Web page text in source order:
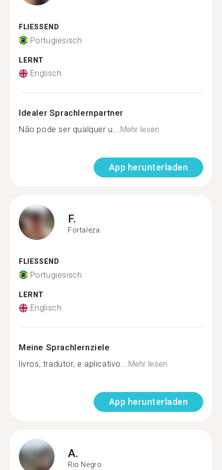
FLIESSEND
Portugiesisch
LERNT
Englisch
Idealer Sprachlernpartner
Não pode ser qualquer u...Mehr lesen
App herunterladen
F.
Fortaleza
FLIESSEND
Portugiesisch
LERNT
Englisch
Meine Sprachlernziele
livros, tradutor, e aplicativo...Mehr lesen
App herunterladen
A.
Rio Negro